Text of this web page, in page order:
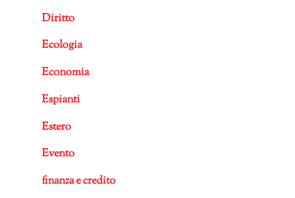
Diritto
Ecologia
Economia
Espianti
Estero
Evento
finanza e credito